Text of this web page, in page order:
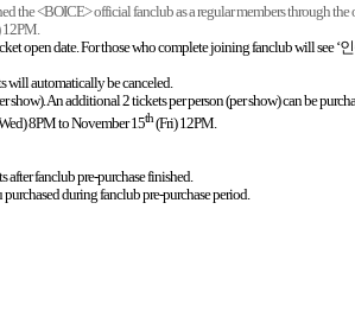
the <BOICE> official fanclub as a regular members through
open date. For those who complete joining fanclub will see ‘
will automatically be canceled.
show). An additional 2 tickets per person (per show) can be
8PM to November 15th(Fri) 12PM.
fanclub pre-purchase finished.
during fanclub pre-purchase period.